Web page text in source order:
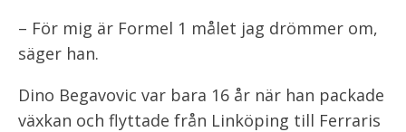
– För mig är Formel 1 målet jag drömmer om,
säger han.
Dino Begavovic var bara 16 år när han packade
växkan och flyttade från Linköping till Ferraris